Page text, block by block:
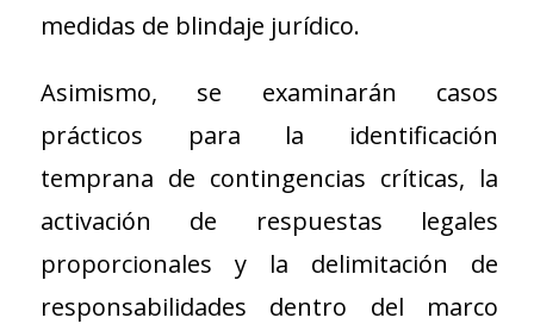
medidas de blindaje jurídico.
Asimismo, se examinarán casos
prácticos para la identificación
temprana de contingencias críticas, la
activación de respuestas legales
proporcionales y la delimitación de
responsabilidades dentro del marco